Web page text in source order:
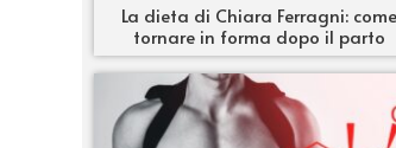
La dieta di Chiara Ferragni: come
tornare in forma dopo il parto